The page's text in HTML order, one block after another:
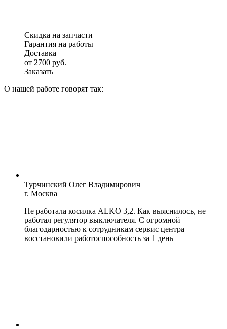
Скидка на запчасти
Гарантия на работы
Доставка
от 2700 руб.
Заказать
О нашей работе говорят так:
Турчинский Олег Владимирович
г. Москва
Не работала косилка ALKO 3,2. Как выяснилось, не
работал регулятор выключателя. С огромной
благодарностью к сотрудникам сервис центра —
восстановили работоспособность за 1 день